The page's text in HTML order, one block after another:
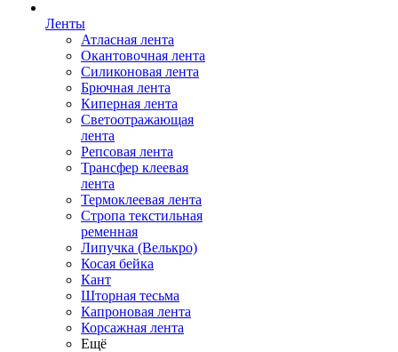
Ленты
Атласная лента
Окантовочная лента
Силиконовая лента
Брючная лента
Киперная лента
Светоотражающая
лента
Репсовая лента
Трансфер клеевая
лента
Термоклеевая лента
Стропа текстильная
ременная
Липучка (Велькро)
Косая бейка
Кант
Шторная тесьма
Капроновая лента
Корсажная лента
Ещё